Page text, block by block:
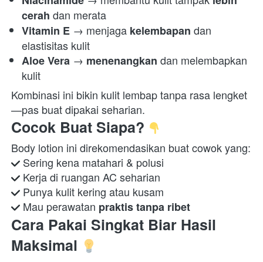
cerah dan merata
Vitamin E → menjaga kelembapan dan
elastisitas kulit
Aloe Vera → menenangkan dan melembapkan
kulit
Kombinasi ini bikin kulit lembap tanpa rasa lengket
—pas buat dipakai seharian.
Cocok Buat Siapa?
Mau perawatan praktis tanpa ribet
Cara Pakai Singkat Biar Hasil
Maksimal